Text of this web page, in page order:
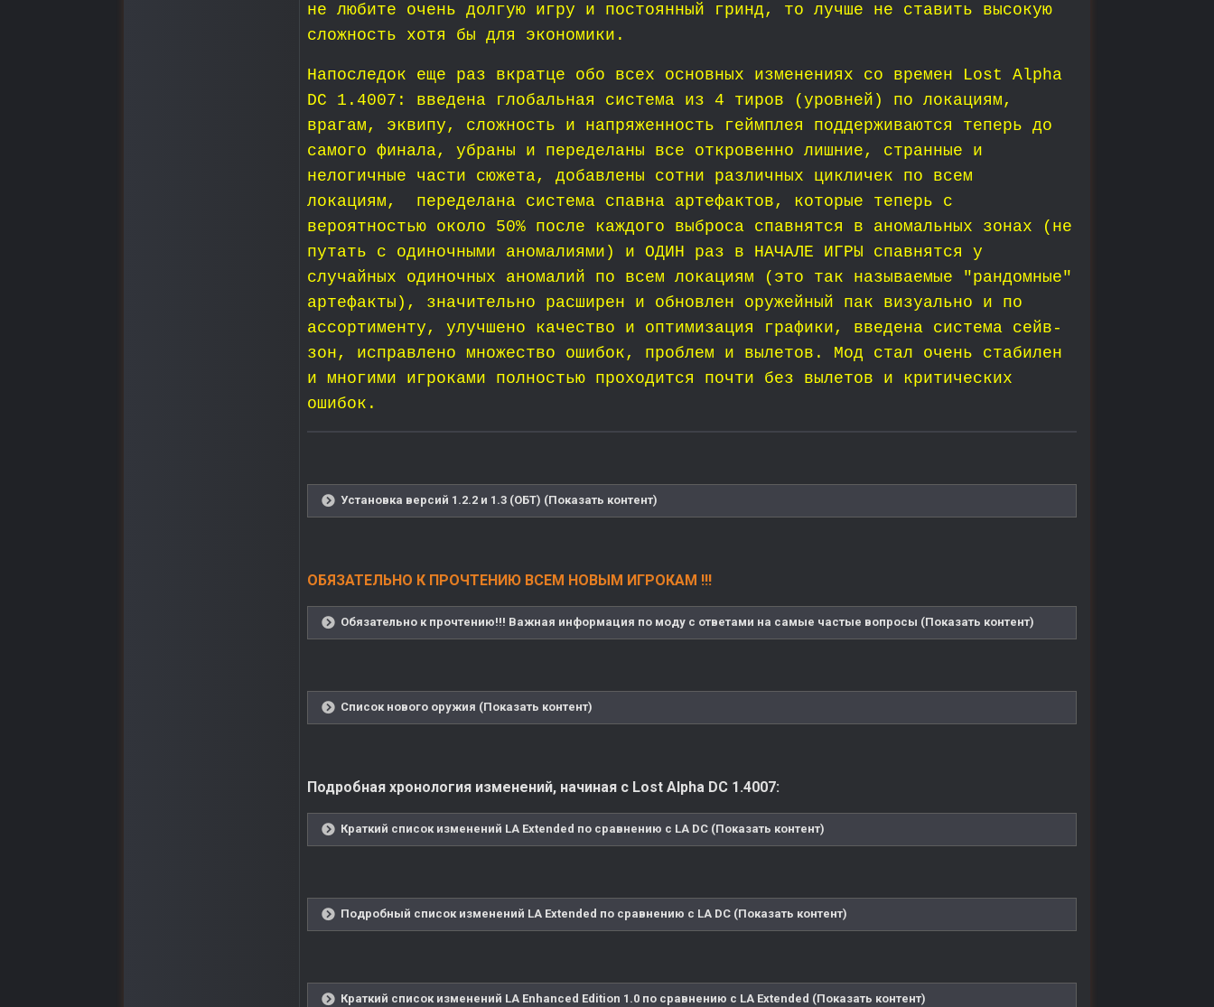
не любите очень долгую игру и постоянный гринд, то лучше не ставить высокую
сложность хотя бы для экономики.
Напоследок еще раз вкратце обо всех основных изменениях со времен Lost Alpha
DC 1.4007: введена глобальная система из 4 тиров (уровней) по локациям,
врагам, эквипу, сложность и напряженность геймплея поддерживаются теперь до
самого финала, убраны и переделаны все откровенно лишние, странные и
нелогичные части сюжета, добавлены сотни различных цикличек по всем
локациям, переделана система спавна артефактов, которые теперь с
вероятностью около 50% после каждого выброса спавнятся в аномальных зонах (не
путать с одиночными аномалиями) и ОДИН раз в НАЧАЛЕ ИГРЫ спавнятся у
случайных одиночных аномалий по всем локациям (это так называемые "рандомные"
артефакты), значительно расширен и обновлен оружейный пак визуально и по
ассортименту, улучшено качество и оптимизация графики, введена система сейв-
зон, исправлено множество ошибок, проблем и вылетов. Мод стал очень стабилен
и многими игроками полностью проходится почти без вылетов и критических
ошибок.
Установка версий 1.2.2 и 1.3 (ОБТ) (Показать контент)
ОБЯЗАТЕЛЬНО К ПРОЧТЕНИЮ ВСЕМ НОВЫМ ИГРОКАМ !!!
Обязательно к прочтению!!! Важная информация по моду с ответами на самые частые вопросы (Показать контент)
Список нового оружия (Показать контент)
Подробная хронология изменений, начиная с Lost Alpha DC 1.4007:
Краткий список изменений LA Extended по сравнению с LA DC (Показать контент)
Подробный список изменений LA Extended по сравнению с LA DC (Показать контент)
Краткий список изменений LA Enhanced Edition 1.0 по сравнению с LA Extended (Показать контент)